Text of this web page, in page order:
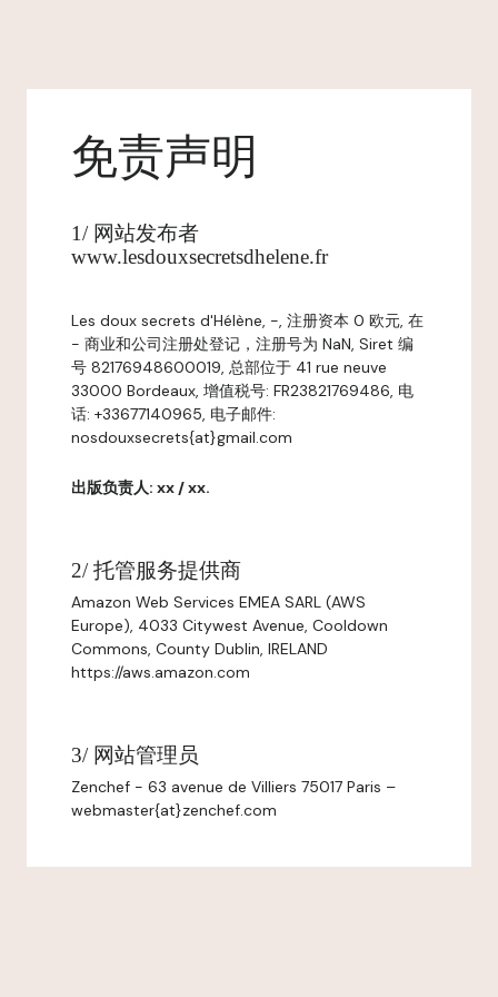
免责声明
1/ 网站发布者
www.lesdouxsecretsdhelene.fr
Les doux secrets d'Hélène, -, 注册资本 0 欧元, 在
- 商业和公司注册处登记，注册号为 NaN, Siret 编
号 82176948600019, 总部位于 41 rue neuve
33000 Bordeaux, 增值税号: FR23821769486, 电
话: +33677140965, 电子邮件:
nosdouxsecrets{at}gmail.com
出版负责人: xx / xx.
2/ 托管服务提供商
Amazon Web Services EMEA SARL (AWS
Europe), 4033 Citywest Avenue, Cooldown
Commons, County Dublin, IRELAND
https://aws.amazon.com
3/ 网站管理员
Zenchef - 63 avenue de Villiers 75017 Paris –
webmaster{at}zenchef.com